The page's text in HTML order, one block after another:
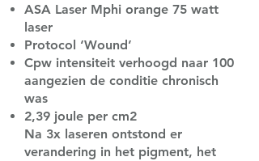
ASA Laser Mphi orange 75 watt
laser
Protocol ‘Wound’
Cpw intensiteit verhoogd naar 100
aangezien de conditie chronisch
was
2,39 joule per cm2
Na 3x laseren ontstond er
verandering in het pigment, het